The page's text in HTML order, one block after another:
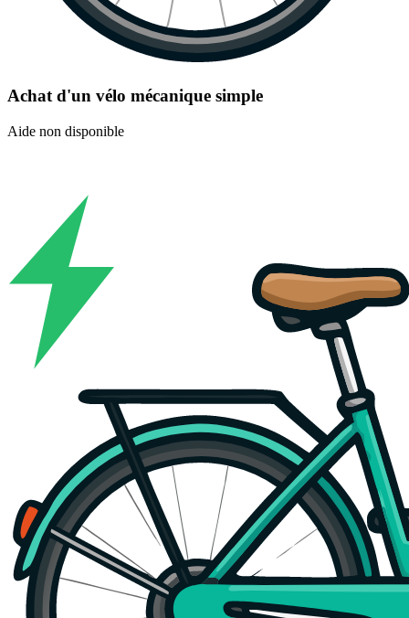
Achat d'un vélo mécanique simple
Aide non disponible